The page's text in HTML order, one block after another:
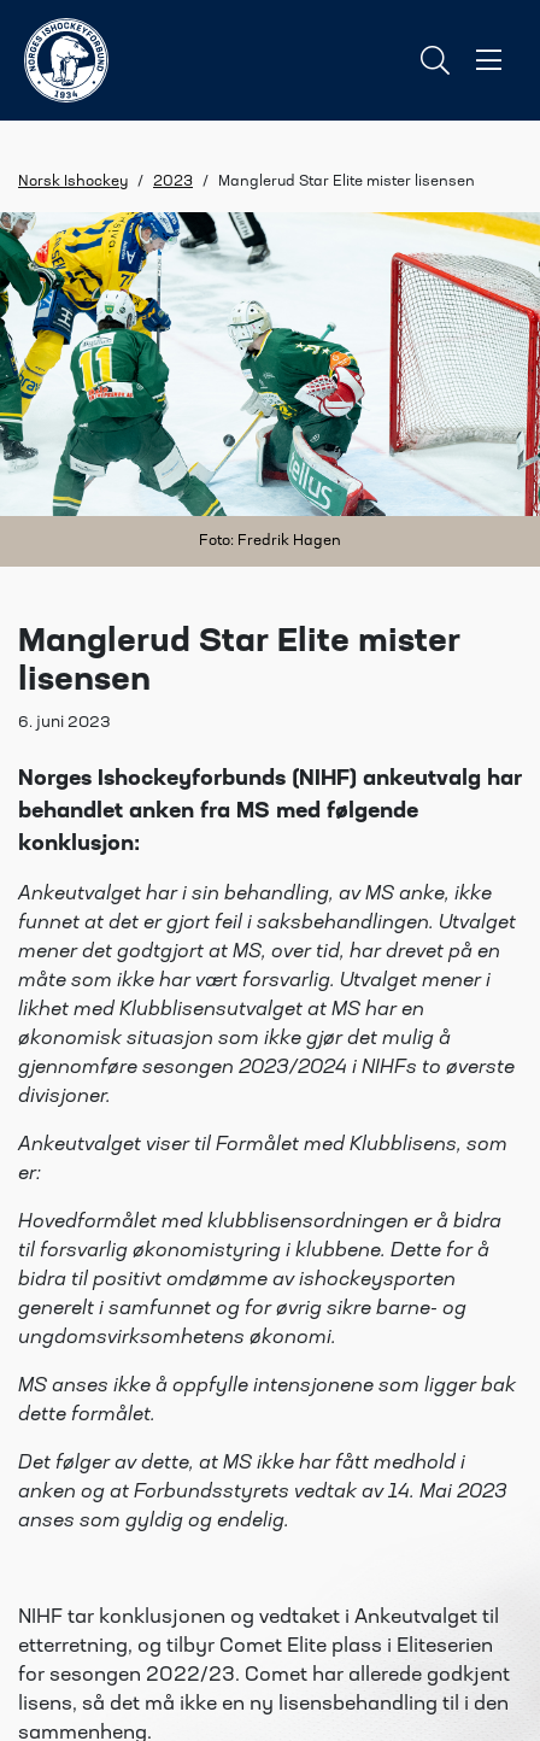
Norsk Ishockey / 2023 / Manglerud Star Elite mister lisensen
Foto: Fredrik Hagen
Manglerud Star Elite mister
lisensen
6. juni 2023
Norges Ishockeyforbunds (NIHF) ankeutvalg har
behandlet anken fra MS med følgende
konklusjon:
Ankeutvalget har i sin behandling, av MS anke, ikke
funnet at det er gjort feil i saksbehandlingen. Utvalget
mener det godtgjort at MS, over tid, har drevet på en
måte som ikke har vært forsvarlig. Utvalget mener i
likhet med Klubblisensutvalget at MS har en
økonomisk situasjon som ikke gjør det mulig å
gjennomføre sesongen 2023/2024 i NIHFs to øverste
divisjoner.
Ankeutvalget viser til Formålet med Klubblisens, som
er:
Hovedformålet med klubblisensordningen er å bidra
til forsvarlig økonomistyring i klubbene. Dette for å
bidra til positivt omdømme av ishockeysporten
generelt i samfunnet og for øvrig sikre barne- og
ungdomsvirksomhetens økonomi.
MS anses ikke å oppfylle intensjonene som ligger bak
dette formålet.
Det følger av dette, at MS ikke har fått medhold i
anken og at Forbundsstyrets vedtak av 14. Mai 2023
anses som gyldig og endelig.
NIHF tar konklusjonen og vedtaket i Ankeutvalget til
etterretning, og tilbyr Comet Elite plass i Eliteserien
for sesongen 2022/23. Comet har allerede godkjent
lisens, så det må ikke en ny lisensbehandling til i den
sammenheng.